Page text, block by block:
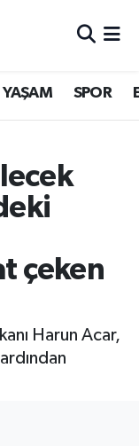
YAŞAM SPOR
çeken
Harun Acar,